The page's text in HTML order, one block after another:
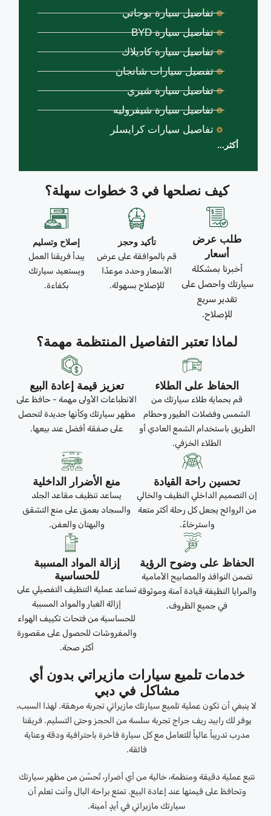
كيف نصلحها في 3 خطوات سهلة؟
طلب عرض
أسعار
أخبرنا بمشكلة
سيارتك واحصل على
تقدير سريع
للإصلاح.
تأكيد وحجز
قم بالموافقة على عرض
الأسعار وحدد موعدًا
للإصلاح بسهولة.
إصلاح وتسليم
يبدأ فريقنا العمل
ويستعيد سيارتك
بكفاءة.
لماذا تعتبر التفاصيل المنتظمة مهمة؟
الحفاظ على الطلاء
قم بحماية طلاء سيارتك من
الشمس وفضلات الطيور وحطام
الطريق باستخدام الشمع العادي أو
الطلاء الخزفي.
تعزيز قيمة إعادة البيع
الانطباعات الأولى مهمة - حافظ على
مظهر سيارتك وكأنها جديدة لتحصل
على صفقة أفضل عند بيعها.
تحسين راحة القيادة
إن التصميم الداخلي النظيف والخالي
من الروائح يجعل كل رحلة أكثر متعة
واسترخاءً.
منع الأضرار الداخلية
يساعد تنظيف مقاعد الجلد
والسجاد بعمق على منع التشقق
والبهتان والعفن.
الحفاظ على وضوح الرؤية
تضمن النوافذ والمصابيح الأمامية
والمرايا النظيفة قيادة آمنة وموثوقة
في جميع الظروف.
إزالة المواد المسببة
للحساسية
تساعد عملية التنظيف التفصيلي على
إزالة الغبار والمواد المسببة
للحساسية من فتحات تكييف الهواء
والمفروشات للحصول على مقصورة
أكثر صحة.
خدمات تلميع سيارات مازيراتي بدون أي
مشاكل في دبي
لا ينبغي أن تكون عملية تلميع سيارتك مازيراتي تجربة مرهقة. لهذا السبب،
يوفر لك رابيد ريف جراج تجربة سلسة من الحجز وحتى التسليم. فريقنا
مدرب تدريباً عالياً للتعامل مع كل سيارة فاخرة باحترافية ودقة وعناية
فائقة.
نتبع عملية دقيقة ومنظمة، خالية من أي أضرار، تُحسّن من مظهر سيارتك
وتحافظ على قيمتها عند إعادة البيع. تمتع براحة البال وأنت تعلم أن
سيارتك مازيراتي في أيدٍ أمينة.
تفاصيل سيارة بوجاتي
تفاصيل سيارة BYD
تفاصيل سيارة كاديلاك
تفصيل سيارات شانجان
تفاصيل سيارة شيري
تفاصيل سيارة شيفروليه
تفاصيل سيارات كرايسلر
أكثر...